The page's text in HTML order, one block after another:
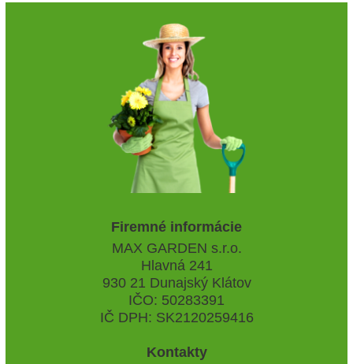
Firemné informácie
MAX GARDEN s.r.o.
Hlavná 241
930 21 Dunajský Klátov
IČO: 50283391
IČ DPH: SK2120259416
Kontakty